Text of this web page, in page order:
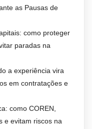
as Pausas de
como proteger
paradas na
a experiência vira
em contratações e
como COREN,
e evitam riscos na